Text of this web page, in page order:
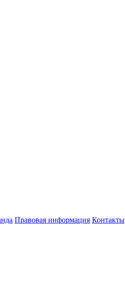
Правовая информация Контакты